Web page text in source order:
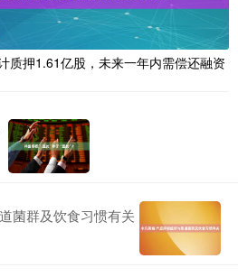
质押1.61亿股，未来一年内需偿还融资
菌群及饮食习惯有关